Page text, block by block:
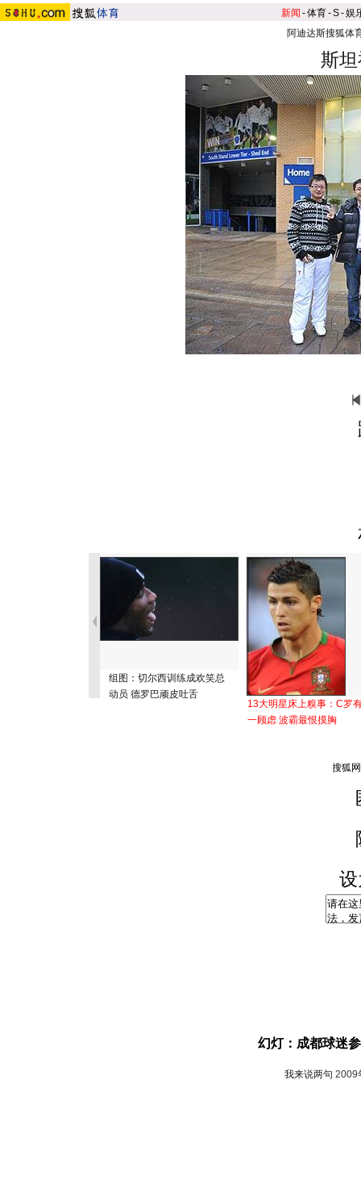
新闻 -体育-S-娱
阿迪达斯搜狐体
斯
组图：切尔西训练成欢笑总
动员 德罗巴顽皮吐舌
13大明星床上糗事：C罗
一顾虑 波霸最恨摸胸
幻灯：成都球迷
我来说两句 2009